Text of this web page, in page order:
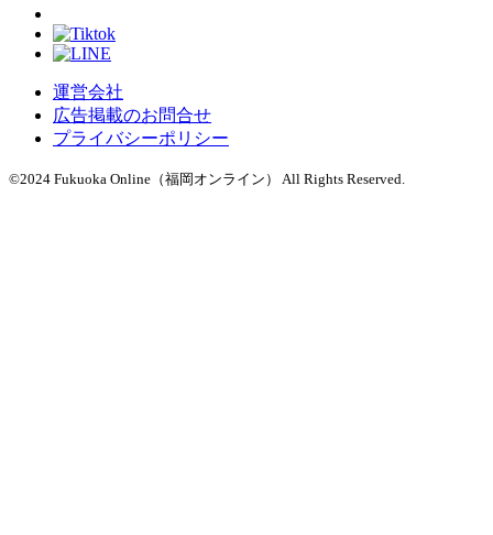
運営会社
広告掲載のお問合せ
プライバシーポリシー
©2024 Fukuoka Online（福岡オンライン） All Rights Reserved.